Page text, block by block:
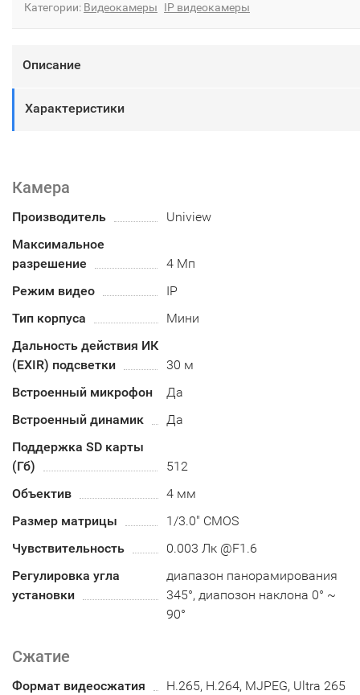
Категории: Видеокамеры IP видеокамеры
Описание
Характеристики
Камера
Производитель
Uniview
Максимальное
разрешение
4 Мп
Режим видео
IP
Тип корпуса
Мини
Дальность действия ИК
(EXIR) подсветки
30 м
Встроенный микрофон
Да
Встроенный динамик
Да
Поддержка SD карты
(Гб)
512
Объектив
4 мм
Размер матрицы
1/3.0" CMOS
Чувствительность
0.003 Лк @F1.6
Регулировка угла
установки
диапазон панорамирования
345°, диапозон наклона 0° ~
90°
Сжатие
Формат видеосжатия H.265, H.264, MJPEG, Ultra 265